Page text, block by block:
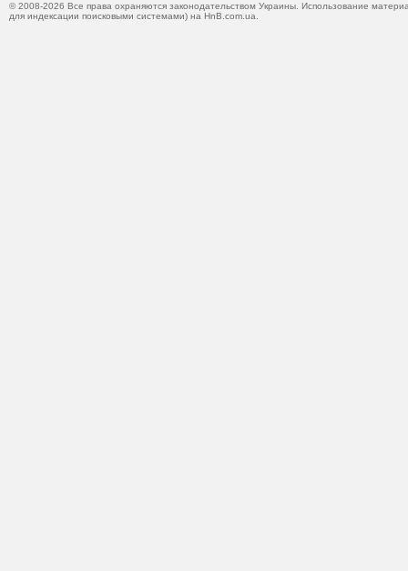
© 2008-2026 Все права охраняются законодательством Украины. Использование
для индексации поисковыми системами) на HnB.com.ua.